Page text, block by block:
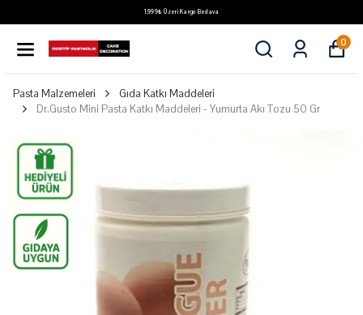
1.999₺ Üzeri Kargo Bedava
0
Pasta Malzemeleri
Gıda Katkı Maddeleri
Dr.Gusto Mini Pasta Katkı Maddeleri - Yumurta Akı Tozu 50 Gr